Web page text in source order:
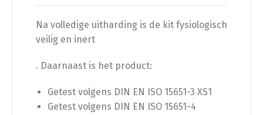
Na volledige uitharding is de kit fysiologisch
veilig en inert
. Daarnaast is het product:
Getest volgens DIN EN ISO 15651-3 XS1
Getest volgens DIN EN ISO 15651-4